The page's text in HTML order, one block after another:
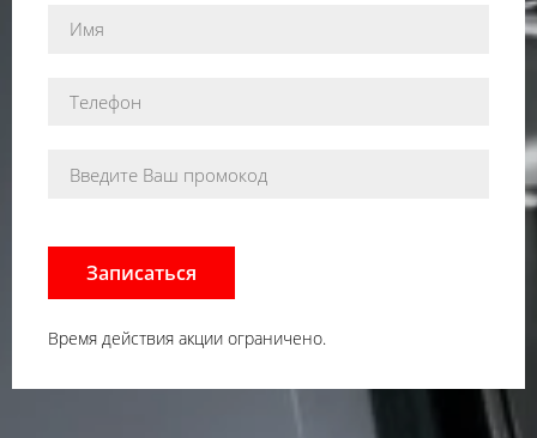
Записаться
Время действия акции ограничено.